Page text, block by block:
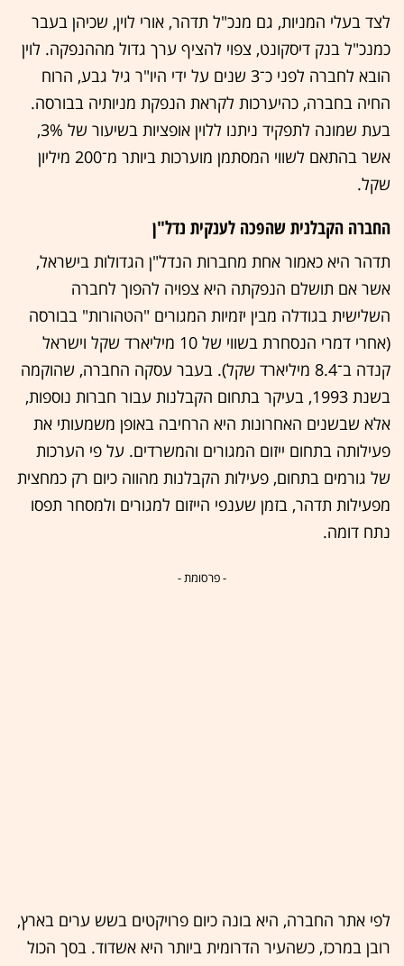
לצד בעלי המניות, גם מנכ"ל תדהר, אורי לוין, שכיהן בעבר
כמנכ"ל בנק דיסקונט, צפוי להציף ערך גדול מההנפקה. לוין
הובא לחברה לפני כ־3 שנים על ידי היו"ר גיל גבע, הרוח
החיה בחברה, כהיערכות לקראת הנפקת מניותיה בבורסה.
בעת שמונה לתפקיד ניתנו ללוין אופציות בשיעור של 3%,
אשר בהתאם לשווי המסתמן מוערכות ביותר מ־200 מיליון
שקל.
החברה הקבלנית שהפכה לענקית נדל"ן
תדהר היא כאמור אחת מחברות הנדל"ן הגדולות בישראל,
אשר אם תושלם הנפקתה היא צפויה להפוך לחברה
השלישית בגודלה מבין יזמיות המגורים "הטהורות" בבורסה
(אחרי דמרי הנסחרת בשווי של 10 מיליארד שקל וישראל
קנדה ב־8.4 מיליארד שקל). בעבר עסקה החברה, שהוקמה
בשנת 1993, בעיקר בתחום הקבלנות עבור חברות נוספות,
אלא שבשנים האחרונות היא הרחיבה באופן משמעותי את
פעילותה בתחום ייזום המגורים והמשרדים. על פי הערכות
של גורמים בתחום, פעילות הקבלנות מהווה כיום רק כמחצית
מפעילות תדהר, בזמן שענפי הייזום למגורים ולמסחר תפסו
נתח דומה.
- פרסומת -
לפי אתר החברה, היא בונה כיום פרויקטים בשש ערים בארץ,
רובן במרכז, כשהעיר הדרומית ביותר היא אשדוד. בסך הכול